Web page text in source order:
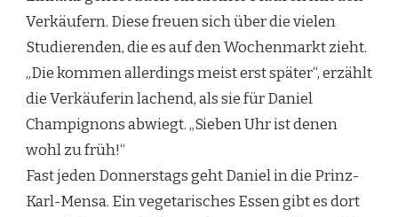
Verkäufern. Diese freuen sich über die vielen
Studierenden, die es auf den Wochenmarkt zieht.
„Die kommen allerdings meist erst später“, erzählt
die Verkäuferin lachend, als sie für Daniel
Champignons abwiegt. „Sieben Uhr ist denen
wohl zu früh!“
Fast jeden Donnerstags geht Daniel in die Prinz-
Karl-Mensa. Ein vegetarisches Essen gibt es dort